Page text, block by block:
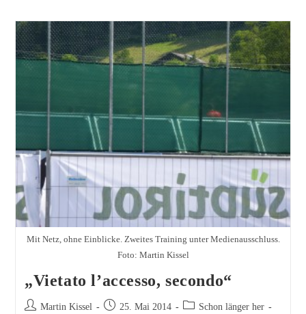
Mit Netz, ohne Einblicke. Zweites Training unter Medienausschluss.
Foto: Martin Kissel
„Vietato l’accesso, secondo“
Beitrags-Martin Kissel
Beitrag25. Mai 2014
Beitrags-
Schon länger her